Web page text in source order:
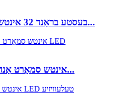
בעסטע בראַנד 32 אינטש לעד טעלעוויזיע...
OEM 40 אינטש סמאַרט אַנדרויד ל...